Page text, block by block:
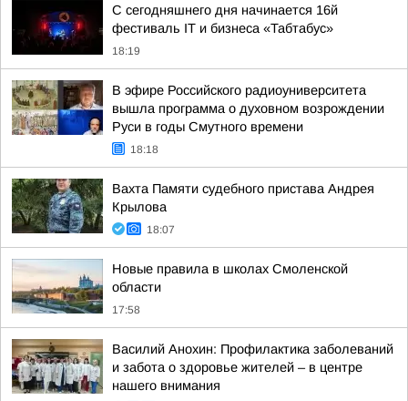
С сегодняшнего дня начинается 16й
фестиваль IT и бизнеса «Табтабус»
18:19
В эфире Российского радиоуниверситета
вышла программа о духовном возрождении
Руси в годы Смутного времени
18:18
Вахта Памяти судебного пристава Андрея
Крылова
18:07
Новые правила в школах Смоленской
области
17:58
Василий Анохин: Профилактика заболеваний
и забота о здоровье жителей – в центре
нашего внимания